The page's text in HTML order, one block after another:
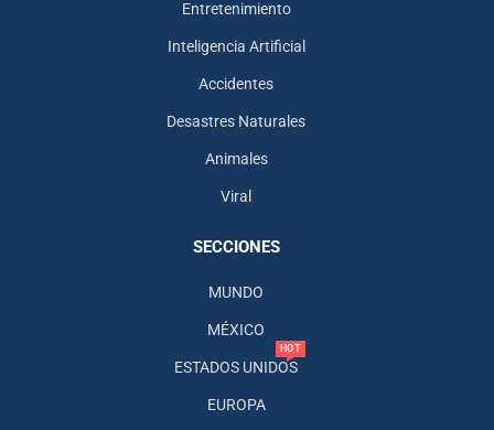
Entretenimiento
Inteligencia Artificial
Accidentes
Desastres Naturales
Animales
Viral
SECCIONES
MUNDO
MÉXICO
ESTADOS UNIDOS
HOT
EUROPA